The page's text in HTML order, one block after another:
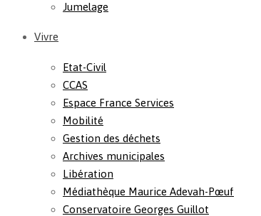
Jumelage
Vivre
Etat-Civil
CCAS
Espace France Services
Mobilité
Gestion des déchets
Archives municipales
Libération
Médiathèque Maurice Adevah-Pœuf
Conservatoire Georges Guillot